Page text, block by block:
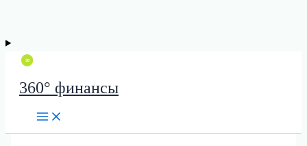
360° финансы